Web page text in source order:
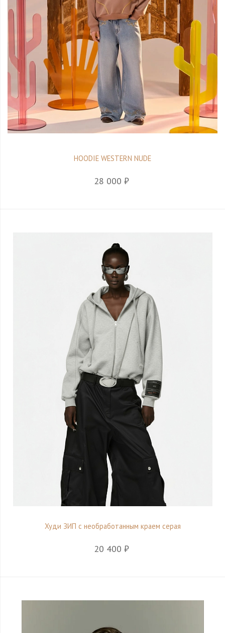
HOODIE WESTERN NUDE
28 000 ₽
Худи ЗИП с необработанным краем серая
20 400 ₽